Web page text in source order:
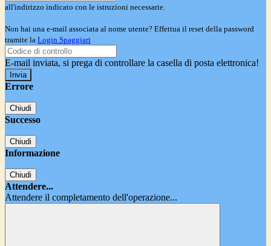
all'indirizzo indicato con le istruzioni necessarie.
Non hai una e-mail associata al nome utente? Effettua il reset della password
tramite la Login Spaggiari
E-mail inviata, si prega di controllare la casella di posta elettronica!
Errore
Chiudi
Successo
Chiudi
Informazione
Chiudi
Attendere...
Attendere il completamento dell'operazione...